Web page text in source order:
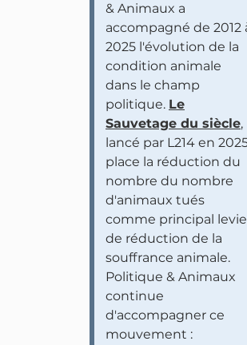
& Animaux a
accompagné de 2012
2025 l'évolution de la
condition animale
dans le champ
politique. Le
Sauvetage du siècle,
lancé par L214 en
place la réduction du
nombre du nombre
d'animaux tués
comme principal
de réduction de la
souffrance animale.
Politique & Animaux
continue
d'accompagner ce
mouvement :